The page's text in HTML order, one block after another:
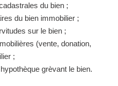
du bien ;
du bien immobilier ;
sur le bien ;
(vente, donation,
;
grèvant le bien.